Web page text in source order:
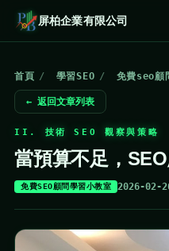
屏柏企業有限公司
首頁 / 學習SEO / 免費seo顧
← 返回文章列表
II. 技術 SEO 觀察與策略
當預算不足，
免費SEO顧問學習小教室 2026-02-